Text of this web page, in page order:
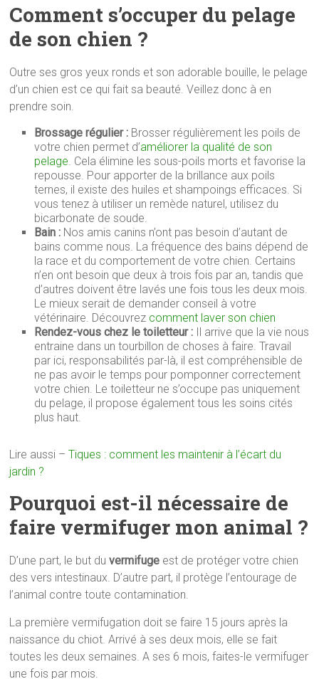
Comment s’occuper du pelage
de son chien ?
Outre ses gros yeux ronds et son adorable bouille, le pelage
d’un chien est ce qui fait sa beauté. Veillez donc à en
prendre soin.
Brossage régulier : Brosser régulièrement les poils de
votre chien permet d’améliorer la qualité de son
pelage . Cela élimine les sous-poils morts et favorise la
repousse. Pour apporter de la brillance aux poils
ternes, il existe des huiles et shampoings efficaces. Si
vous tenez à utiliser un remède naturel, utilisez du
bicarbonate de soude.
Bain : Nos amis canins n’ont pas besoin d’autant de
bains comme nous. La fréquence des bains dépend de
la race et du comportement de votre chien. Certains
n’en ont besoin que deux à trois fois par an, tandis que
d’autres doivent être lavés une fois tous les deux mois.
Le mieux serait de demander conseil à votre
vétérinaire. Découvrez comment laver son chien
Rendez-vous chez le toiletteur : Il arrive que la vie nous
entraine dans un tourbillon de choses à faire. Travail
par ici, responsabilités par-là, il est compréhensible de
ne pas avoir le temps pour pomponner correctement
votre chien. Le toiletteur ne s’occupe pas uniquement
du pelage, il propose également tous les soins cités
plus haut.
Lire aussi –Tiques : comment les maintenir à l’écart du
jardin ?
Pourquoi est-il nécessaire de
faire vermifuger mon animal ?
D’une part, le but duvermifuge est de protéger votre chien
des vers intestinaux. D’autre part, il protège l’entourage de
l’animal contre toute contamination.
La première vermifugation doit se faire 15 jours après la
naissance du chiot. Arrivé à ses deux mois, elle se fait
toutes les deux semaines. A ses 6 mois, faites-le vermifuger
une fois par mois.